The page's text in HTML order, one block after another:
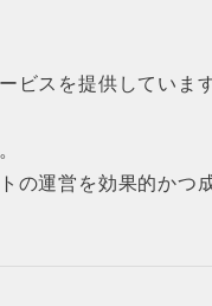
ビスを提供しています
運営を効果的かつ